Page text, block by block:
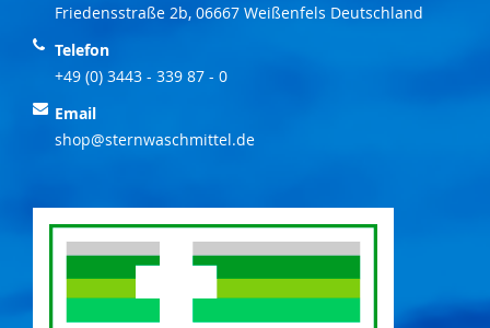
Friedensstraße 2b, 06667 Weißenfels Deutschland
Telefon
+49 (0) 3443 - 339 87 - 0
Email
shop@sternwaschmittel.de